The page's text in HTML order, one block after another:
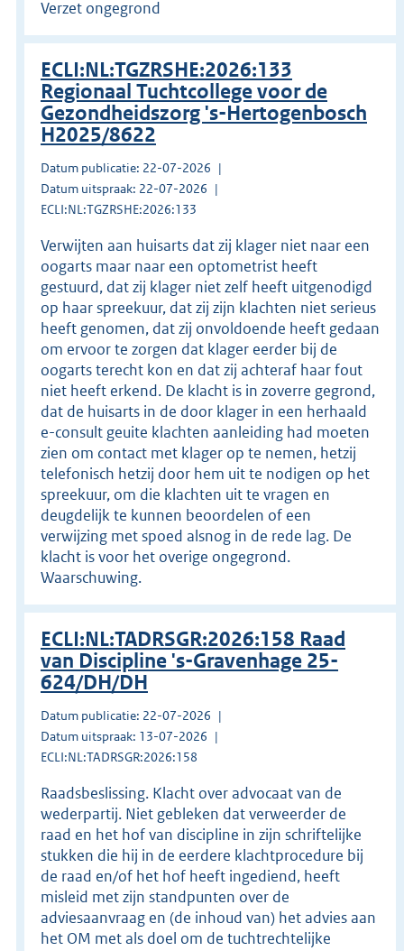
Verzet ongegrond
ECLI:NL:TGZRSHE:2026:133
Regionaal Tuchtcollege voor de
Gezondheidszorg 's-Hertogenbosch
H2025/8622
Datum publicatie: 22-07-2026
Datum uitspraak: 22-07-2026
ECLI:NL:TGZRSHE:2026:133
Verwijten aan huisarts dat zij klager niet naar een
oogarts maar naar een optometrist heeft
gestuurd, dat zij klager niet zelf heeft uitgenodigd
op haar spreekuur, dat zij zijn klachten niet serieus
heeft genomen, dat zij onvoldoende heeft gedaan
om ervoor te zorgen dat klager eerder bij de
oogarts terecht kon en dat zij achteraf haar fout
niet heeft erkend. De klacht is in zoverre gegrond,
dat de huisarts in de door klager in een herhaald
e-consult geuite klachten aanleiding had moeten
zien om contact met klager op te nemen, hetzij
telefonisch hetzij door hem uit te nodigen op het
spreekuur, om die klachten uit te vragen en
deugdelijk te kunnen beoordelen of een
verwijzing met spoed alsnog in de rede lag. De
klacht is voor het overige ongegrond.
Waarschuwing.
ECLI:NL:TADRSGR:2026:158 Raad
van Discipline 's-Gravenhage 25-
624/DH/DH
Datum publicatie: 22-07-2026
Datum uitspraak: 13-07-2026
ECLI:NL:TADRSGR:2026:158
Raadsbeslissing. Klacht over advocaat van de
wederpartij. Niet gebleken dat verweerder de
raad en het hof van discipline in zijn schriftelijke
stukken die hij in de eerdere klachtprocedure bij
de raad en/of het hof heeft ingediend, heeft
misleid met zijn standpunten over de
adviesaanvraag en (de inhoud van) het advies aan
het OM met als doel om de tuchtrechtelijke